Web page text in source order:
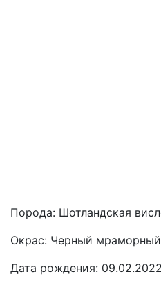
Порода: Шотландская
Окрас: Черный
Дата рождения: 09.02.2022